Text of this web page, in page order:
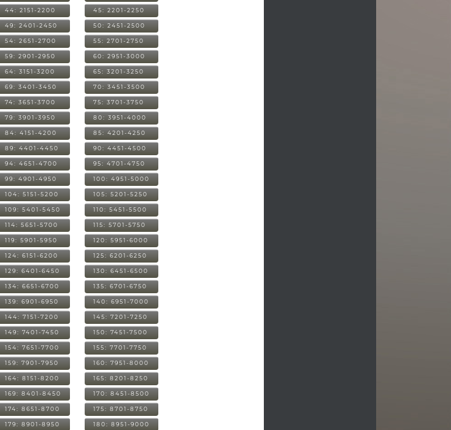
44: 2151-2200 45: 2201-2250
49: 2401-2450 50: 2451-2500
54: 2651-2700 55: 2701-2750
59: 2901-2950 60: 2951-3000
64: 3151-3200 65: 3201-3250
69: 3401-3450 70: 3451-3500
74: 3651-3700 75: 3701-3750
79: 3901-3950 80: 3951-4000
84: 4151-4200 85: 4201-4250
89: 4401-4450 90: 4451-4500
94: 4651-4700 95: 4701-4750
99: 4901-4950 100: 4951-5000
104: 5151-5200 105: 5201-5250
109: 5401-5450 110: 5451-5500
114: 5651-5700 115: 5701-5750
119: 5901-5950 120: 5951-6000
124: 6151-6200 125: 6201-6250
129: 6401-6450 130: 6451-6500
134: 6651-6700 135: 6701-6750
139: 6901-6950 140: 6951-7000
144: 7151-7200 145: 7201-7250
149: 7401-7450 150: 7451-7500
154: 7651-7700 155: 7701-7750
159: 7901-7950 160: 7951-8000
164: 8151-8200 165: 8201-8250
169: 8401-8450 170: 8451-8500
174: 8651-8700 175: 8701-8750
179: 8901-8950 180: 8951-9000